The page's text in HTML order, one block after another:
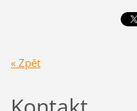
« Zpět